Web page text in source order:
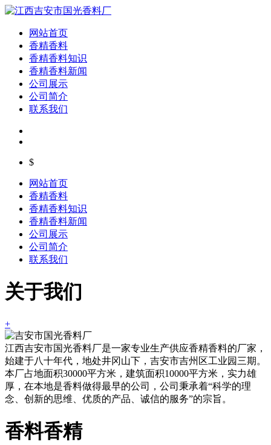
网站首页
香精香料
香精香料知识
香精香料新闻
公司展示
公司简介
联系我们
$
网站首页
香精香料
香精香料知识
香精香料新闻
公司展示
公司简介
联系我们
关于我们
+
江西吉安市国光香料厂是一家专业生产供应香精香料的厂家，
始建于八十年代，地处井冈山下，吉安市吉州区工业园三期。
本厂占地面积30000平方米，建筑面积10000平方米，实力雄
厚，在本地是香料做得最早的公司，公司秉承着“科学的理
念、创新的思维、优质的产品、诚信的服务”的宗旨。
香料香精